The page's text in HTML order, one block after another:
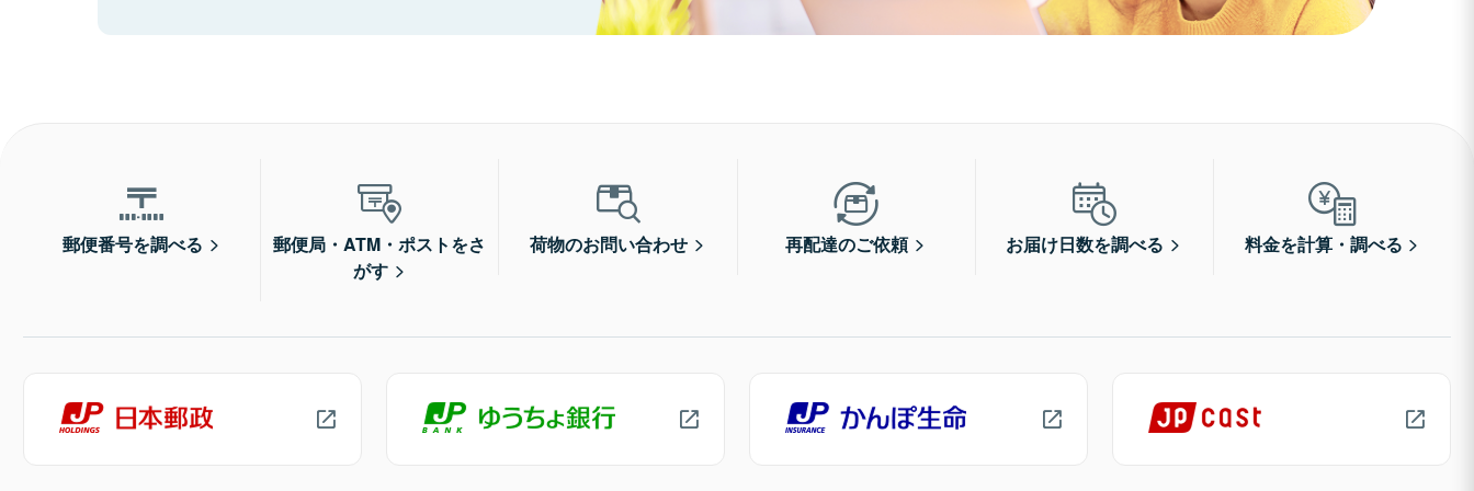
郵便番号を調べる
郵便局・ATM・ポストをさ
がす
荷物のお問い合わせ 再配達のご依頼 お届け日数を調べる 料金を計算・調べる